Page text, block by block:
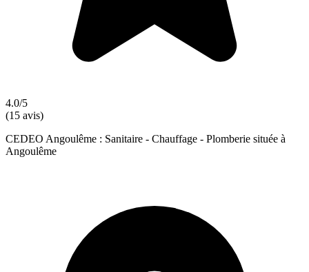
4.0/5
(15 avis)
CEDEO Angoulême : Sanitaire - Chauffage - Plomberie située à
Angoulême